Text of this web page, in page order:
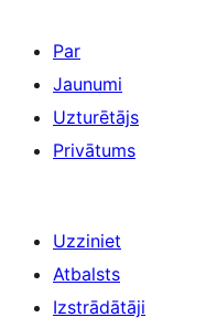
Par
Jaunumi
Uzturētājs
Privātums
Uzziniet
Atbalsts
Izstrādātāji